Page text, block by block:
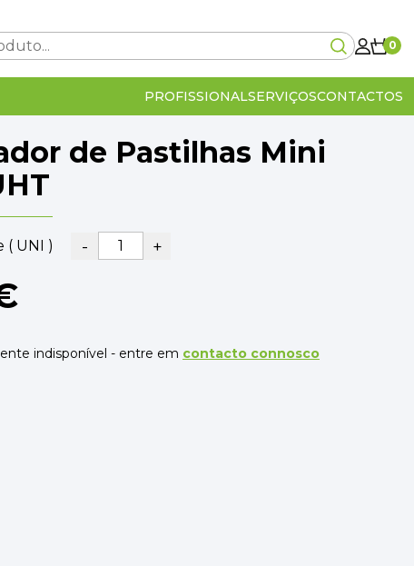
0
PROFISSIONALSERVIÇOSCONTACTOS
Carrinho Vazio!
no checkout
de Pastilhas Mini
( UNI ) - +
indisponível - entre em contacto connosco